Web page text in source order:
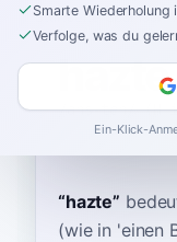
Startseite›Spanisch›
hazte
/ahs-teh/ (H
/ˈaste/
“hazte”
(wie in 'einen
Smarte
Verfolge, was du
Ein-Klick-